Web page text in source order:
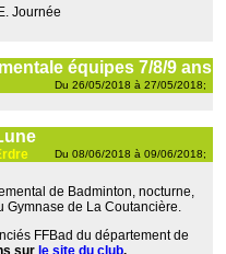
Journée
équipes 7/8/9 ans
Du 26/05/2018 à 27/05/2018;
Du 08/06/2018 à 09/06/2018;
de Badminton, nocturne,
Gymnase de La Coutancière.
FFBad du département de
sur le site du club.